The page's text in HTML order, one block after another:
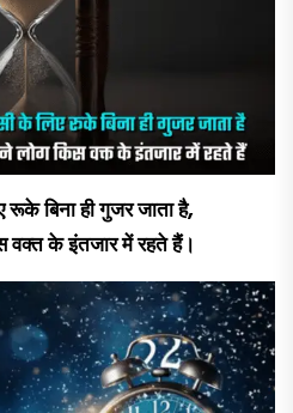
बिना ही गुजर जाता है,
वक्त के इंतजार में रहते हैं।